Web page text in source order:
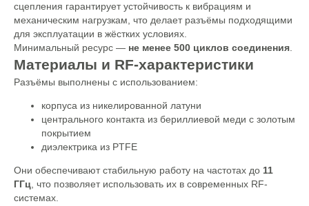
сцепления гарантирует устойчивость к вибрациям и
механическим нагрузкам, что делает разъёмы подходящими
для эксплуатации в жёстких условиях.
Минимальный ресурс — не менее 500 циклов соединения
Материалы и RF-характеристики
Разъёмы выполнены с использованием:
корпуса из никелированной латуни
центрального контакта из бериллиевой меди с золотым
покрытием
диэлектрика из PTFE
Они обеспечивают стабильную работу на частотах до 11
ГГц , что позволяет использовать их в современных RF-
системах.